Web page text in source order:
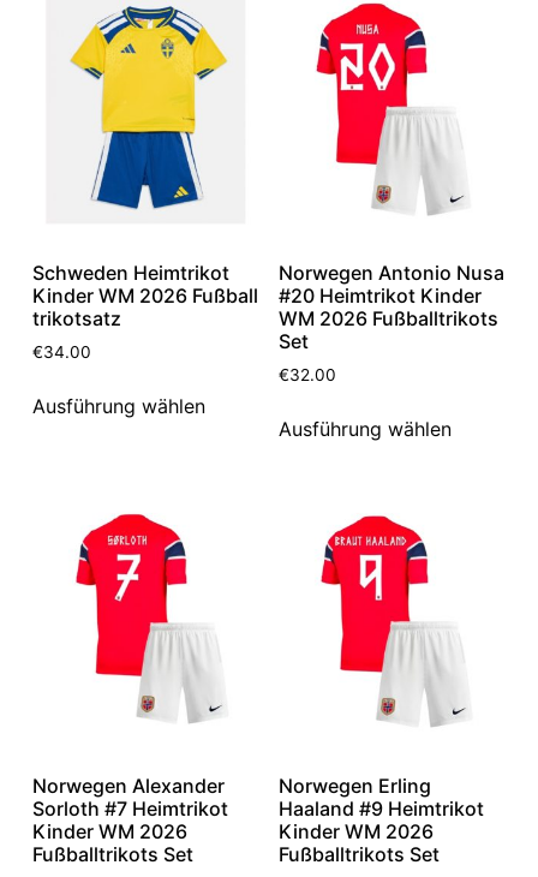
Schweden Heimtrikot
Kinder WM 2026 Fußball
trikotsatz
€34.00
Ausführung wählen
Norwegen Antonio Nusa
#20 Heimtrikot Kinder
WM 2026 Fußballtrikots
Set
€32.00
Ausführung wählen
Norwegen Alexander
Sorloth #7 Heimtrikot
Kinder WM 2026
Fußballtrikots Set
Norwegen Erling
Haaland #9 Heimtrikot
Kinder WM 2026
Fußballtrikots Set